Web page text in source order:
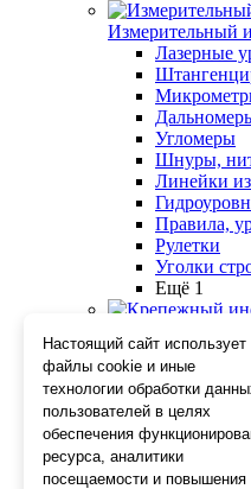
Измерительный
Лазерные
Угломеры
Шнуры,
Линейки
Правила,
Рулетки
Уголки
Ещё 1
Скобы для
Крюки для
Гвозди для
Просекатели
Степлеры
Настоящий сайт использует
файлы cookie и иные
технологии обработки
пользователей в целях
обеспечения
ресурса, аналитики
посещаемости и повышения